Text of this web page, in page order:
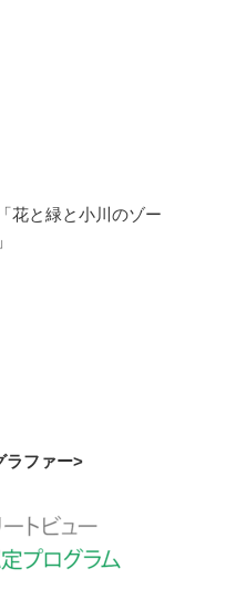
花と緑と小川のゾー
ラファー>